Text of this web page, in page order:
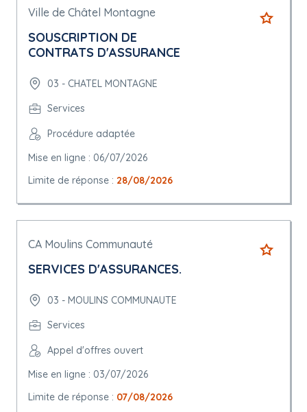
Ville de Châtel Montagne
SOUSCRIPTION DE
CONTRATS D'ASSURANCE
03 - CHATEL MONTAGNE
Services
Procédure adaptée
Mise en ligne : 06/07/2026
Limite de réponse : 28/08/2026
CA Moulins Communauté
SERVICES D'ASSURANCES.
03 - MOULINS COMMUNAUTE
Services
Appel d'offres ouvert
Mise en ligne : 03/07/2026
Limite de réponse : 07/08/2026